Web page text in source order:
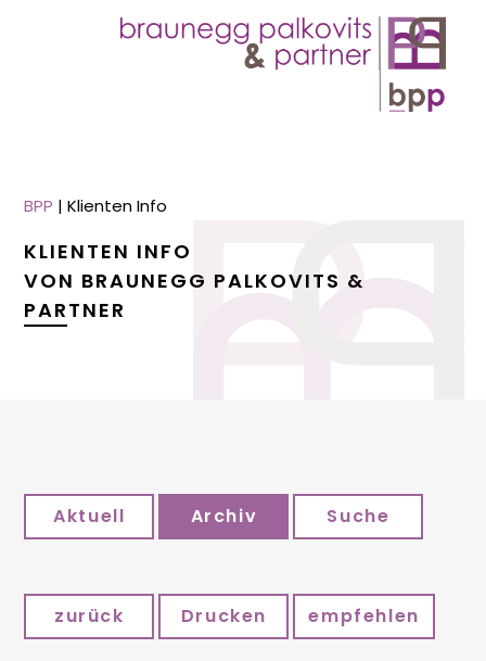
BPP |Klienten Info
KLIENTEN INFO
VON BRAUNEGG PALKOVITS &
PARTNER
Aktuell Archiv Suche
zurück Drucken empfehlen